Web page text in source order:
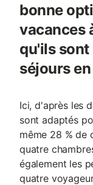
bonne
vacances
qu'ils sont
séjours
Ici, d'après les
sont adaptés
même 28 % de
quatre
également les
quatre